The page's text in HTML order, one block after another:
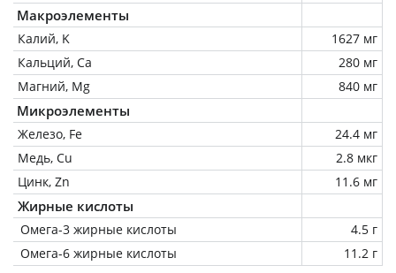
Макроэлементы
Калий, K
1627 мг
Кальций, Ca
280 мг
Магний, Mg
840 мг
Микроэлементы
Железо, Fe
24.4 мг
Медь, Cu
2.8 мкг
Цинк, Zn
11.6 мг
Жирные кислоты
Омега-3 жирные кислоты
4.5 г
Омега-6 жирные кислоты
11.2 г